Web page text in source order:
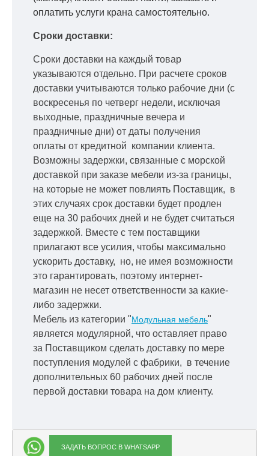
оплатить услуги крана самостоятельно.
Сроки доставки:
Сроки доставки на каждый товар
указываются отдельно. При расчете сроков
доставки учитываются только рабочие дни (с
воскресенья по четверг недели, исключая
выходные, праздничные вечера и
праздничные дни) от даты получения
оплаты от кредитной компании клиента.
Возможны задержки, связанные с морской
доставкой при заказе мебели из-за границы,
на которые не может повлиять Поставщик, в
этих случаях срок доставки будет продлен
еще на 30 рабочих дней и не будет считаться
задержкой. Вместе с тем поставщики
прилагают все усилия, чтобы максимально
ускорить доставку, но, не имея возможности
это гарантировать, поэтому интернет-
магазин не несет ответственности за какие-
либо задержки.
Мебель из категории "Модульная мебель"
является модулярной, что оставляет право
за Поставщиком сделать доставку по мере
поступления модулей с фабрики, в течение
дополнительных 60 рабочих дней после
первой доставки товара на дом клиенту.
ЗАДАТЬ ВОПРОС В WHATSAPP